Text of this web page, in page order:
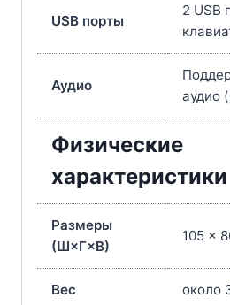
USB порты
2 USB
Аудио
аудио
Физические
характеристики
Размеры
(Ш×Г×В)
105 ×
Вес около